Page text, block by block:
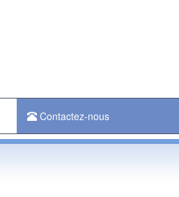
Contactez-nous